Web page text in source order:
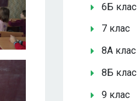
6Б клас
7 клас
8А клас
8Б клас
9 клас